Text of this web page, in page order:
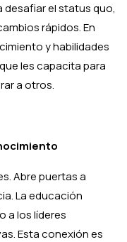
desafiar el status quo,
rápidos. En
y habilidades
les capacita para
a otros.
Abre puertas a
La educación
a los líderes
Esta conexión es